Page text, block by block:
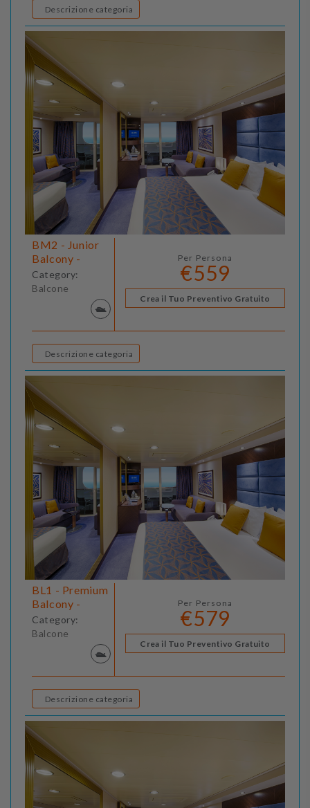
Descrizione categoria
BM2 - Junior
Balcony -
Category:
Balcone
Per Persona
€559
Crea il Tuo Preventivo Gratuito
Descrizione categoria
BL1 - Premium
Balcony -
Category:
Balcone
Per Persona
€579
Crea il Tuo Preventivo Gratuito
Descrizione categoria